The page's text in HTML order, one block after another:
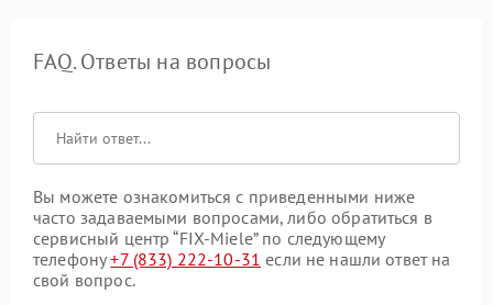
FAQ. Ответы на вопросы
Вы можете ознакомиться с приведенными ниже
часто задаваемыми вопросами, либо обратиться в
сервисный центр “FIX-Miele” по следующему
телефону+7 (833) 222-10-31 если не нашли ответ на
свой вопрос.